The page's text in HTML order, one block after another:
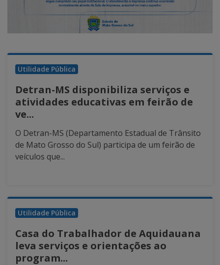
Utilidade Pública
Detran-MS disponibiliza serviços e
atividades educativas em feirão de
ve...
O Detran-MS (Departamento Estadual de Trânsito
de Mato Grosso do Sul) participa de um feirão de
veículos que...
Utilidade Pública
Casa do Trabalhador de Aquidauana
leva serviços e orientações ao
program...